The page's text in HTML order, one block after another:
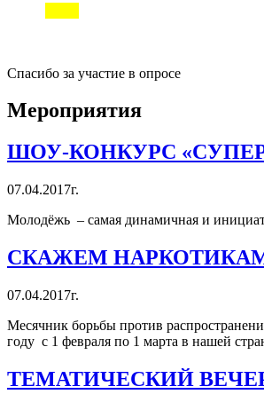
Спасибо за участие в опросе
Мероприятия
ШОУ-КОНКУРС
07.04.2017г.
Молодёжь – самая динамичная и
СКАЖЕМ НАРКОТИКАМ
07.04.2017г.
Месячник борьбы против
году с 1 февраля по 1 марта в нашей
ТЕМАТИЧЕСКИЙ